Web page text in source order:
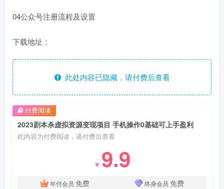
04公众号注册流程及设置
下载地址：
此处内容已隐藏，请付费后查看
2023剧本杀虚拟资源变现项目 手机操作0基础可上手盈利
此内容为付费阅读，请付费后查看
￥ 9.9
年付会员 免费 终身会员 免费
付费阅读